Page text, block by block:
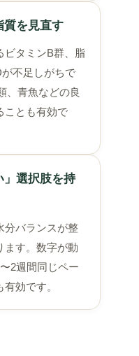
質を見直す
ビタミンB群、脂
不足しがちで
、青魚などの良
ことも有効で
」選択肢を持
分バランスが整
ます。数字が動
2週間同じペー
効です。